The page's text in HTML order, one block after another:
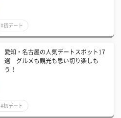
#初デート
愛知・名古屋の人気デートスポット17
選 グルメも観光も思い切り楽しも
う！
#初デート